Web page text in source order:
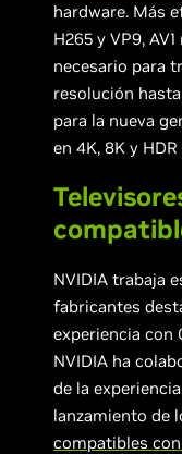
hardware. Más
H265 y VP9,
necesario para
resolución
para la nueva
en 4K, 8K y HDR
NVIDIA trabaja
fabricantes
experiencia con
NVIDIA ha
de la
lanzamiento de
compatibles con